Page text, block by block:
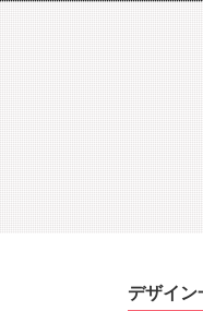
デザイン